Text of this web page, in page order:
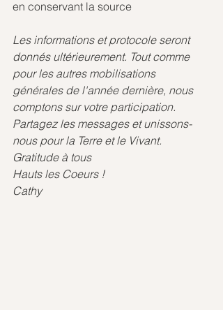
en conservant la source
Les informations et protocole seront
donnés ultérieurement. Tout comme
pour les autres mobilisations
générales de l'année dernière, nous
comptons sur votre participation.
Partagez les messages et unissons-
nous pour la Terre et le Vivant.
Gratitude à tous
Hauts les Coeurs !
Cathy